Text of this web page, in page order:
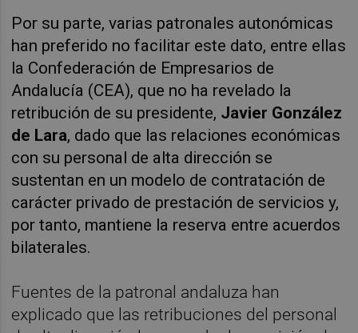
Por su parte, varias patronales autonómicas
han preferido no facilitar este dato, entre ellas
la Confederación de Empresarios de
Andalucía (CEA), que no ha revelado la
retribución de su presidente, Javier González
de Lara, dado que las relaciones económicas
con su personal de alta dirección se
sustentan en un modelo de contratación de
carácter privado de prestación de servicios y,
por tanto, mantiene la reserva entre acuerdos
bilaterales.
Fuentes de la patronal andaluza han
explicado que las retribuciones del personal